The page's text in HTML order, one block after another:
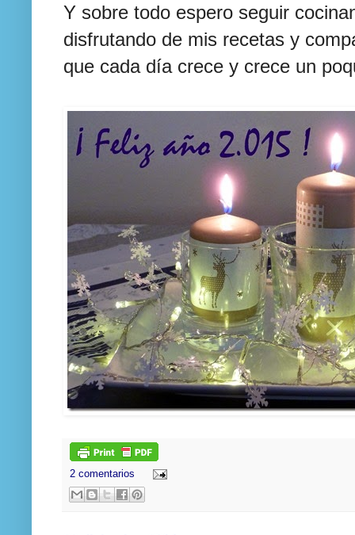
Y sobre todo espero seguir
disfrutando de mis recetas y
que cada día crece y crece un
2 comentarios